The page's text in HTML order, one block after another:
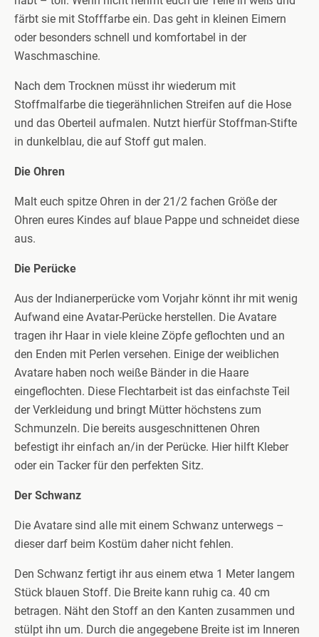
färbt sie mit Stofffarbe ein. Das geht in kleinen Eimern
oder besonders schnell und komfortabel in der
Waschmaschine.
Nach dem Trocknen müsst ihr wiederum mit
Stoffmalfarbe die tiegerähnlichen Streifen auf die Hose
und das Oberteil aufmalen. Nutzt hierfür Stoffman-Stifte
in dunkelblau, die auf Stoff gut malen.
Die Ohren
Malt euch spitze Ohren in der 21/2 fachen Größe der
Ohren eures Kindes auf blaue Pappe und schneidet diese
aus.
Die Perücke
Aus der Indianerperücke vom Vorjahr könnt ihr mit wenig
Aufwand eine Avatar-Perücke herstellen. Die Avatare
tragen ihr Haar in viele kleine Zöpfe geflochten und an
den Enden mit Perlen versehen. Einige der weiblichen
Avatare haben noch weiße Bänder in die Haare
eingeflochten. Diese Flechtarbeit ist das einfachste Teil
der Verkleidung und bringt Mütter höchstens zum
Schmunzeln. Die bereits ausgeschnittenen Ohren
befestigt ihr einfach an/in der Perücke. Hier hilft Kleber
oder ein Tacker für den perfekten Sitz.
Der Schwanz
Die Avatare sind alle mit einem Schwanz unterwegs –
dieser darf beim Kostüm daher nicht fehlen.
Den Schwanz fertigt ihr aus einem etwa 1 Meter langem
Stück blauen Stoff. Die Breite kann ruhig ca. 40 cm
betragen. Näht den Stoff an den Kanten zusammen und
stülpt ihn um. Durch die angegebene Breite ist im Inneren